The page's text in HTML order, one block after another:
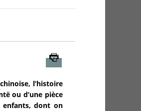
l’histoire
ou d’une pièce
dont on